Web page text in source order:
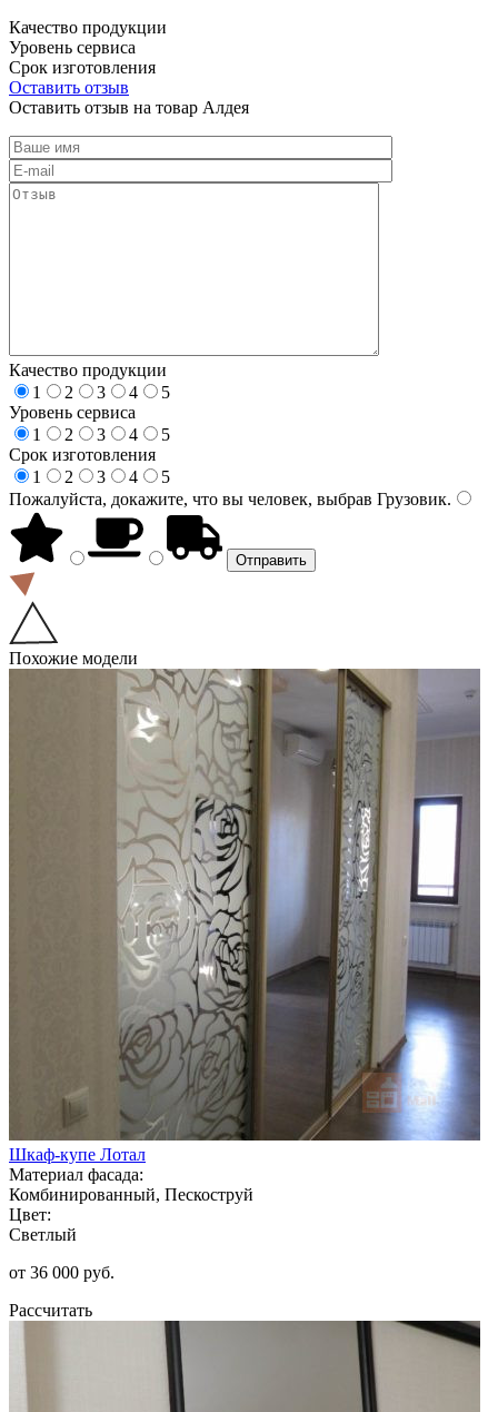
Качество продукции
Уровень сервиса
Срок изготовления
Оставить отзыв
Оставить отзыв на товар Алдея
Качество продукции
1
2 3 4
5
Уровень сервиса
1
2 3 4
5
Срок изготовления
1
2 3 4
5
Пожалуйста, докажите, что вы человек, выбрав Грузовик.
Похожие модели
Шкаф-купе Лотал
Материал фасада:
Комбинированный, Пескоструй
Цвет:
Светлый
от 36 000 руб.
Рассчитать